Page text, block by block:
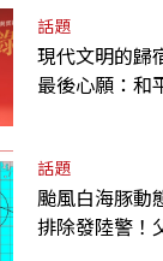
話題
現代文明的歸
最後心願：和
話題
颱風白海豚動
排除發陸警！